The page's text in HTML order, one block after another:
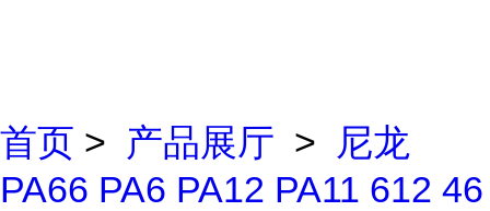
首页 > 产品展厅 >
尼龙
PA66 PA6 PA12 PA11 612 46